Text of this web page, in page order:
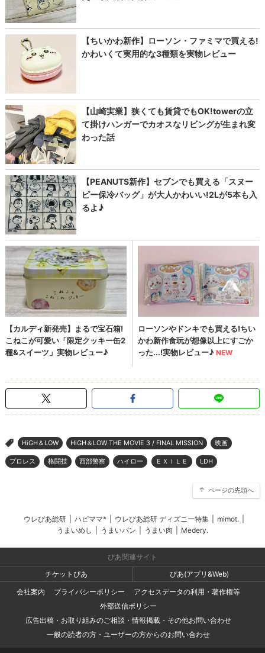
> HiGH＆LOW HiGH＆LOW THE MOVIE 3 / FINAL MISSION 映画
プロレス 格闘技 西部警察 ハイロー ＥＸＩＬＥ LDH
ページの先頭へ
ウレぴあ総研 ハピママ* ウレぴあ総研 ディズニー特集 mimot.
うまいめし
うまいパン うまい肉 Medery.
ぴあ関連サイト
チケットぴあ
ぴあ(アプリ&Web)
会社案内
プライバシーポリシー
アクセスデータの利用・著作権等
外部送信ポリシー
広告出稿・お取り組みのご相談・情報掲載・その他お問い合わせ
一般の読者の方・ユーザーの方からのお問い合わせ